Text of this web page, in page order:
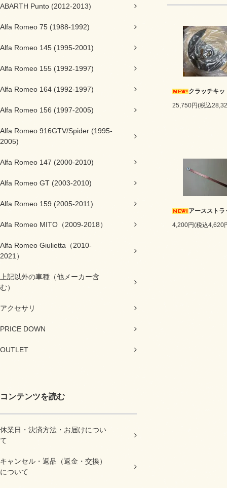
ABARTH Punto (2012-2013)
Alfa Romeo 75 (1988-1992)
Alfa Romeo 145 (1995-2001)
Alfa Romeo 155 (1992-1997)
Alfa Romeo 164 (1992-1997)
Alfa Romeo 156 (1997-2005)
Alfa Romeo 916GTV/Spider (1995-
2005)
Alfa Romeo 147 (2000-2010)
Alfa Romeo GT (2003-2010)
Alfa Romeo 159 (2005-2011)
Alfa Romeo MITO（2009-2018）
Alfa Romeo Giulietta（2010-
2021）
上記以外の車種（他メーカー含
む）
アクセサリ
PRICE DOWN
OUTLET
コンテンツを読む
休業日・決済方法・お届けについ
て
キャンセル・返品（返金・交換）
について
クラッチキッ
25,750円(税込
アースストラ
4,200円(税込4,620